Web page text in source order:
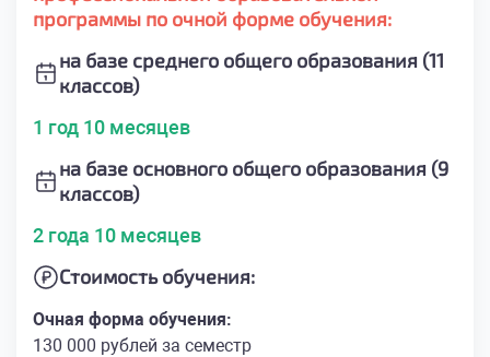
программы по очной форме обучения:
на базе среднего общего образования (11
классов)
1 год 10 месяцев
на базе основного общего образования (9
классов)
2 года 10 месяцев
Стоимость обучения:
Очная форма обучения:
130 000 рублей за семестр